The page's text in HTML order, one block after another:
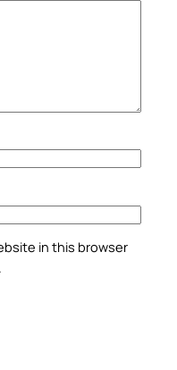
in this browser